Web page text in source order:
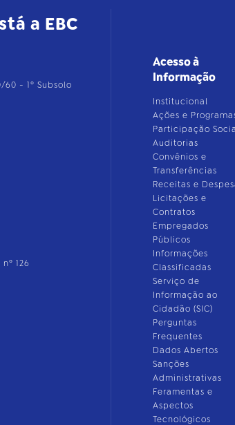
a EBC
60 - 1º Subsolo
126
Acesso à
Informação
Institucional
Ações e
Participação
Auditorias
Convênios e
Transferências
Receitas e
Licitações e
Contratos
Empregados
Públicos
Informações
Classificadas
Serviço de
Informação ao
Cidadão (SIC)
Perguntas
Frequentes
Dados Abertos
Sanções
Administrativas
Feramentas e
Aspectos
Tecnológicos